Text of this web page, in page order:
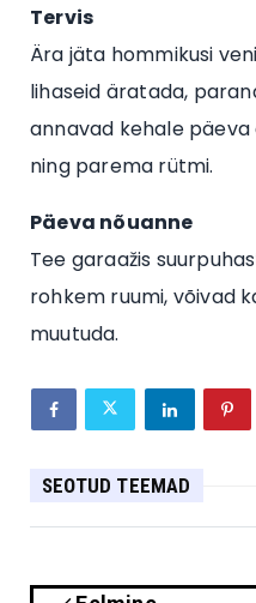
Tervis
Ära jäta hommikusi
lihaseid äratada,
annavad kehale
ning parema rütmi.
Päeva nõuanne
Tee garaažis
rohkem ruumi, võivad
muutuda.
SEOTUD TEEMAD